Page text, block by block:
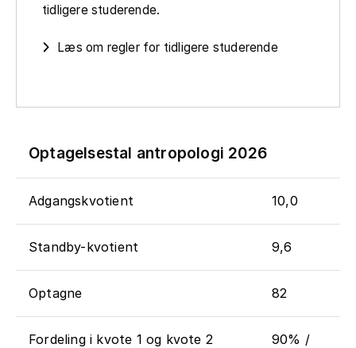
tidligere studerende.
Læs om regler for tidligere studerende
Optagelsestal antropologi 2026
Adgangskvotient 10,0
Standby-kvotient 9,6
Optagne 82
Fordeling i kvote 1 og kvote 2
90% /